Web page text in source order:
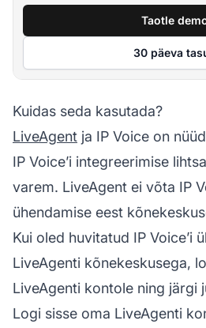
Taotle
30 päeva
Kuidas seda kasutada?
LiveAgent ja IP Voice on
IP Voice’i integreerimise
varem. LiveAgent ei võta IP
ühendamise eest
Kui oled huvitatud IP Voice’i
LiveAgenti kõnekeskusega,
LiveAgenti kontole ning järgi
Logi sisse oma LiveAgenti